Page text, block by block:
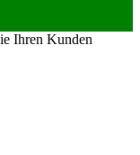
Ihren Kunden